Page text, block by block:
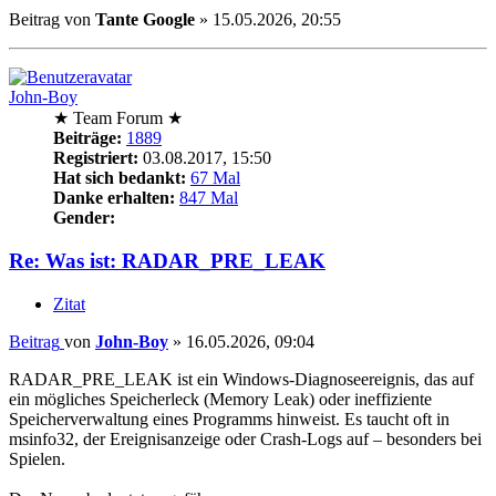
Beitrag von Tante Google » 15.05.2026, 20:55
John-Boy
★ Team Forum ★
Beiträge: 1889
Registriert: 03.08.2017, 15:50
Hat sich bedankt: 67 Mal
Danke erhalten: 847 Mal
Gender:
Re: Was ist: RADAR_PRE_LEAK
Zitat
Beitrag von John-Boy » 16.05.2026, 09:04
RADAR_PRE_LEAK ist ein Windows-Diagnoseereignis, das auf
ein mögliches Speicherleck (Memory Leak) oder ineffiziente
Speicherverwaltung eines Programms hinweist. Es taucht oft in
msinfo32, der Ereignisanzeige oder Crash-Logs auf – besonders bei
Spielen.